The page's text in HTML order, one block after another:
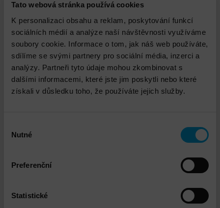
Tato webová stránka používá cookies
K personalizaci obsahu a reklam, poskytování funkcí
sociálních médií a analýze naší návštěvnosti využíváme
soubory cookie. Informace o tom, jak náš web používáte,
sdílíme se svými partnery pro sociální média, inzerci a
analýzy. Partneři tyto údaje mohou zkombinovat s
dalšími informacemi, které jste jim poskytli nebo které
získali v důsledku toho, že používáte jejich služby.
souhlasu
Nutné
Preferenční
Statistické
Zapojení podle připravené dokumentace
Provedení zónování zapojených zařízení
Nastavení monitoringu dodaných switchů
Ke stažení